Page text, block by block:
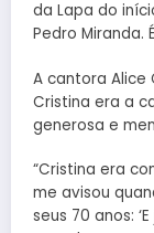
da Lapa do
Pedro Miranda.
A cantora Alice
Cristina era a
generosa e
“Cristina era
me avisou
seus 70 anos: